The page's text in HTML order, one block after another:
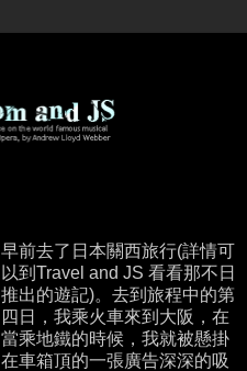
早前去了日本關西旅行(詳情可
以到Travel and JS 看看那不日
推出的遊記)。去到旅程中的第
四日，我乘火車來到大阪，在
當乘地鐵的時候，我就被懸掛
在車箱頂的一張廣告深深的吸